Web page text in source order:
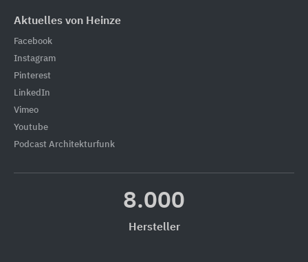
Aktuelles von Heinze
Facebook
Instagram
Pinterest
LinkedIn
Vimeo
Youtube
Podcast Architekturfunk
8.000
Hersteller